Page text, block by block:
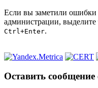
Если вы заметили ошибки
администрации,
Ctrl+Enter.
Оставить